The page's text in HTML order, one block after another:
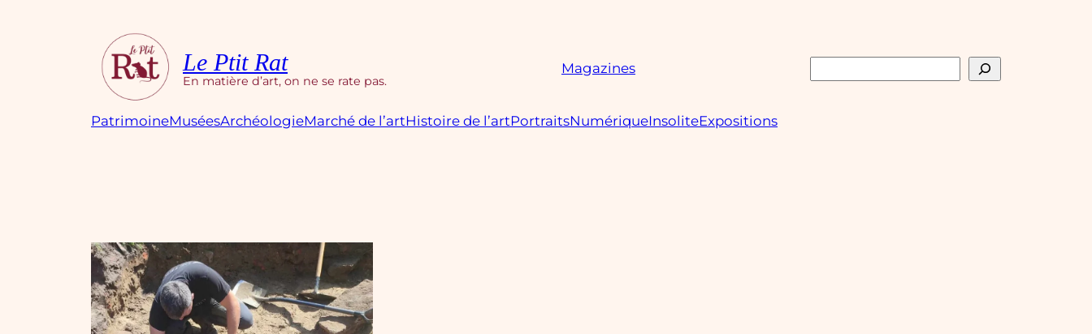
Le Ptit Rat
En matière d’art, on ne se rate pas.
Magazines Rechercher
PatrimoineMuséesArchéologieMarché de l’artHistoire de l’artPortraitsNumériqueInsoliteExpositions